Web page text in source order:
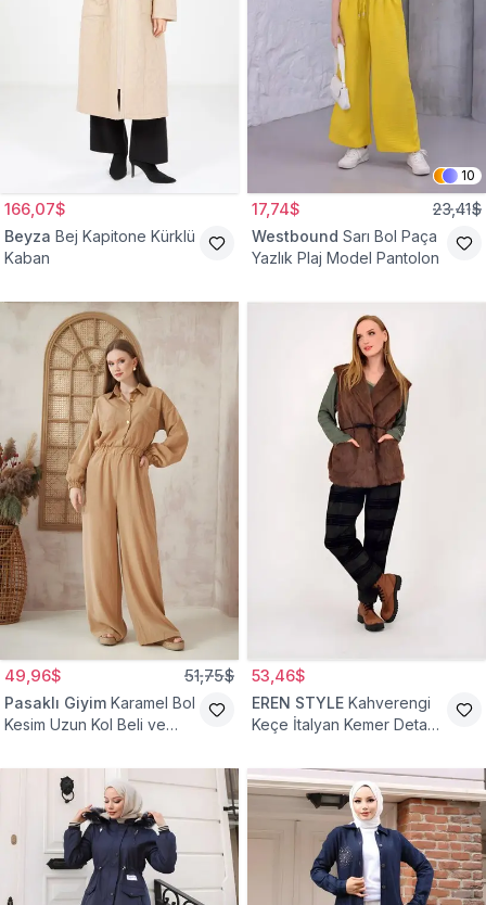
166,07$
Beyza Bej Kapitone Kürklü
Kaban
10
17,74$ 23,41$
Westbound Sarı Bol Paça
Yazlık Plaj Model Pantolon
49,96$ 51,75$
Pasaklı Giyim Karamel Bol
Kesim Uzun Kol Beli ve
Tulum
53,46$
EREN STYLE Kahverengi
Keçe İtalyan Kemer Detaylı